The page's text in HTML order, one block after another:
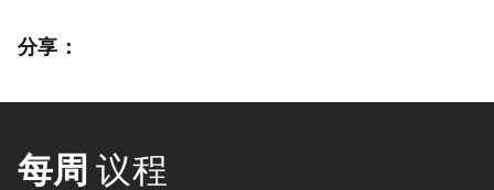
分享：
每周 议程